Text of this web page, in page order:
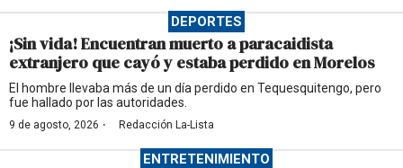
DEPORTES
¡Sin vida! Encuentran muerto a paracaidista
extranjero que cayó y estaba perdido en Morelos
El hombre llevaba más de un día perdido en Tequesquitengo, pero
fue hallado por las autoridades.
9 de agosto, 2026 · Redacción La-Lista
ENTRETENIMIENTO